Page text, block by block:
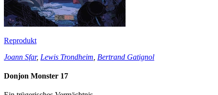
Reprodukt
Joann Sfar, Lewis Trondheim Bertrand Gatignol
Donjon Monster 17